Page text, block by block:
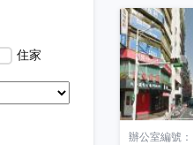
住家
辦公室編號